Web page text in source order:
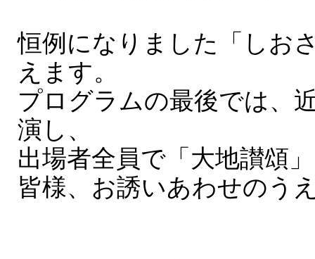
恒例になりました「しお
えます。
プログラムの最後では、
演し、
出場者全員で「大地讃頌
皆様、お誘いあわせのう